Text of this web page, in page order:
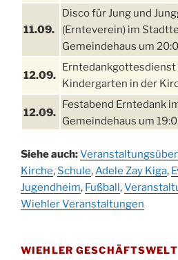
11.09.
Disco für Jung und
(Ernteverein) im
Gemeindehaus um
12.09.
Kindergarten in der
12.09.
Festabend Erntedank
Gemeindehaus um
13.09.
Stadtteilhaus um 14:00
19.09.
Schlagerabend im
Drabenderhöhe
Kinderbibeltag im Ev.
Siehe auch:
Kirche, Schule,Adele Zay Kiga,
Jugendheim, Fußball ,
Wiehler Veranstaltungen
WIEHLER GESCHÄFTSWELT